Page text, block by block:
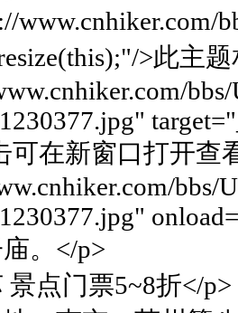
www.cnhiker.com/
>此主
可在新窗口打开查
bbs/
。</p>
点门票5~8折</p>